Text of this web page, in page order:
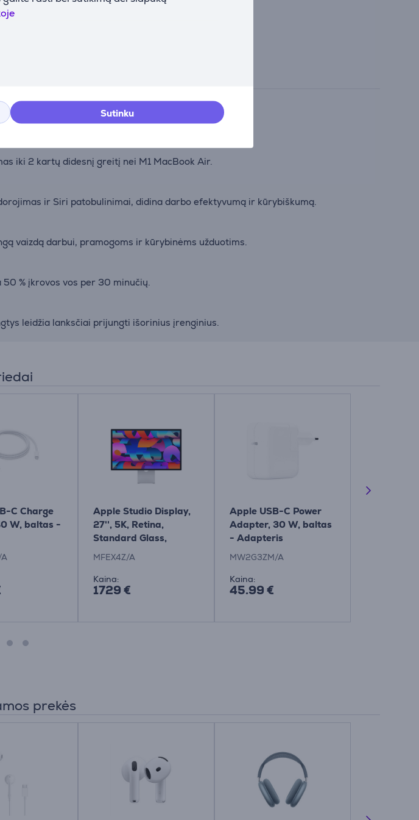
Sutinku
kelionių palydovas.
iki 2 kartų didesnį greitį nei M1 MacBook Air.
ir Siri patobulinimai, didina darbo efektyvumą ir kūrybiškumą.
vaizdą darbui, pramogoms ir kūrybinėms užduotims.
% įkrovos vos per 30 minučių.
leidžia lanksčiai prijungti išorinius įrenginius.
C Charge
W, baltas -
Apple Studio Display,
27'', 5K, Retina,
Standard Glass,
pakreipiamas stovas,
pilkas - Monitorius
MFEX4Z/A
Kaina:
1729 €
Apple USB-C Power
Adapter, 30 W, baltas
- Adapteris
MW2G3ZM/A
Kaina:
45.99 €
prekės